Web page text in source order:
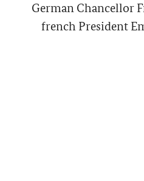
German Chancellor
french President